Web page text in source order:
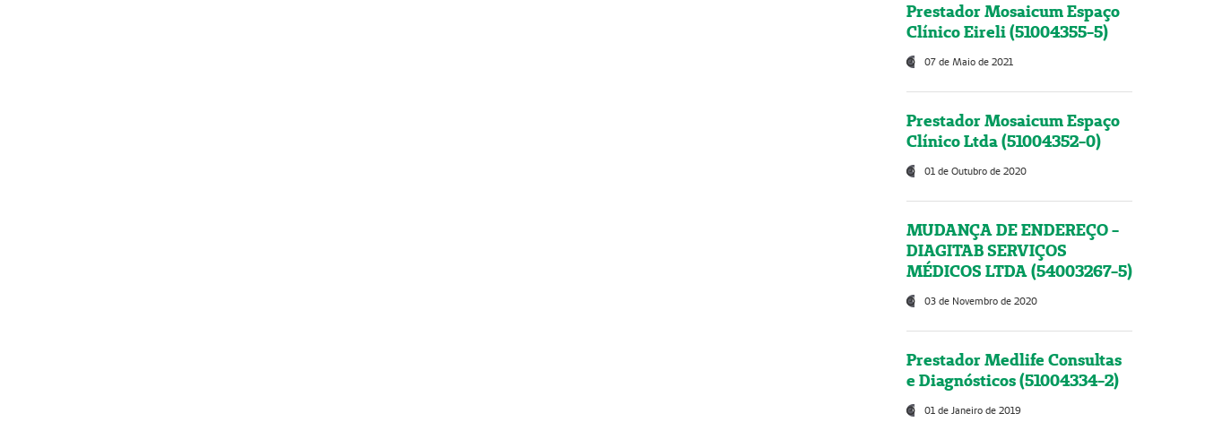
Prestador Mosaicum Espaço
Clínico Eireli (51004355-5)
07 de Maio de 2021
Prestador Mosaicum Espaço
Clínico Ltda (51004352-0)
01 de Outubro de 2020
MUDANÇA DE ENDEREÇO -
DIAGITAB SERVIÇOS
MÉDICOS LTDA (54003267-5)
03 de Novembro de 2020
Prestador Medlife Consultas
e Diagnósticos (51004334-2)
01 de Janeiro de 2019